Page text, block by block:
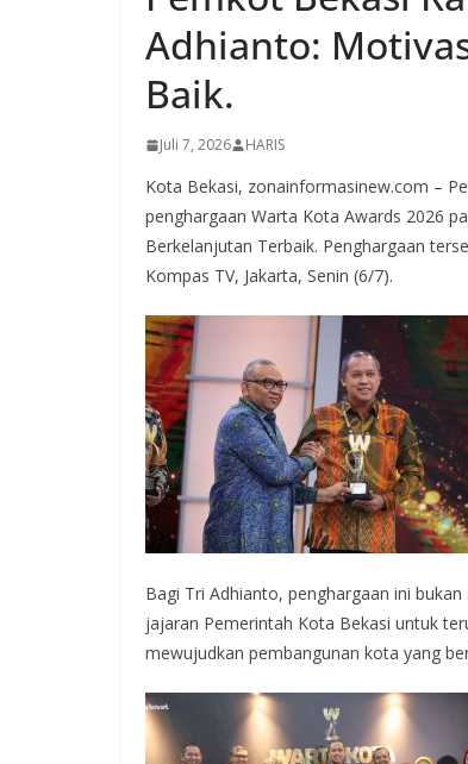
Adhianto:
Baik.
Juli 7, 2026 HARIS
Kota Bekasi, zonainformasinew.com –
penghargaan Warta Kota Awards 2026
Berkelanjutan Terbaik. Penghargaan
Kompas TV, Jakarta, Senin (6/7).
Bagi Tri Adhianto, penghargaan ini
jajaran Pemerintah Kota Bekasi untuk
mewujudkan pembangunan kota yang